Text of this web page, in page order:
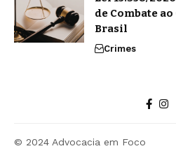
de Combate
Brasil
Crimes
© 2024 Advocacia em Foco